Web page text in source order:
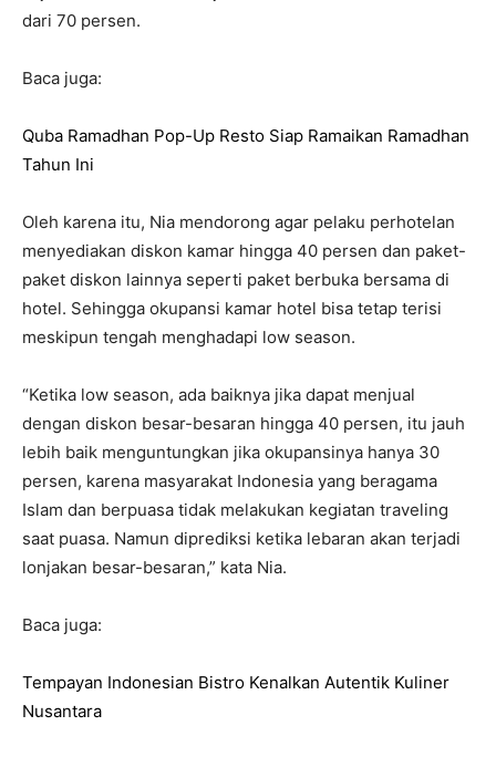
dari 70 persen.
Baca juga:
Quba Ramadhan Pop-Up Resto Siap Ramaikan Ramadhan
Tahun Ini
Oleh karena itu, Nia mendorong agar pelaku perhotelan
menyediakan diskon kamar hingga 40 persen dan paket-
paket diskon lainnya seperti paket berbuka bersama di
hotel. Sehingga okupansi kamar hotel bisa tetap terisi
meskipun tengah menghadapi low season.
“Ketika low season, ada baiknya jika dapat menjual
dengan diskon besar-besaran hingga 40 persen, itu jauh
lebih baik menguntungkan jika okupansinya hanya 30
persen, karena masyarakat Indonesia yang beragama
Islam dan berpuasa tidak melakukan kegiatan traveling
saat puasa. Namun diprediksi ketika lebaran akan terjadi
lonjakan besar-besaran,” kata Nia.
Baca juga:
Tempayan Indonesian Bistro Kenalkan Autentik Kuliner
Nusantara